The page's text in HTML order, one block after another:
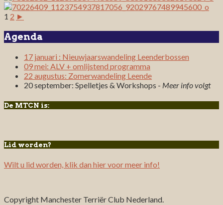
1 2 ►
Agenda
17 januari : Nieuwjaarswandeling Leenderbossen
09 mei: ALV + omlijstend programma
22 augustus: Zomerwandeling Leende
20 september: Spelletjes & Workshops - Meer info volgt
De MTCN is:
Lid worden?
Wilt u lid worden, klik dan hier voor meer info!
Copyright Manchester Terriër Club Nederland.